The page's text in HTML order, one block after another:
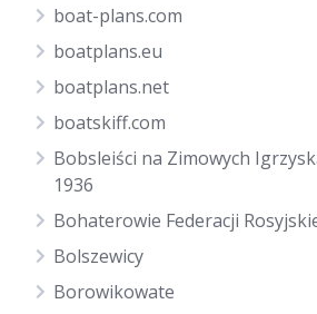
boat-plans.com
boatplans.eu
boatplans.net
boatskiff.com
Bobsleiści na Zimowych
1936
Bohaterowie Federacji
Bolszewicy
Borowikowate